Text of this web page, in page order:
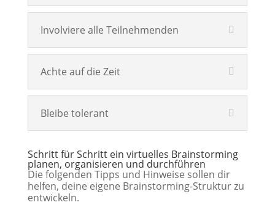
Involviere alle Teilnehmenden
Achte auf die Zeit
Bleibe tolerant
Schritt für Schritt ein virtuelles Brainstorming
planen, organisieren und durchführen
Die folgenden Tipps und Hinweise sollen dir
helfen, deine eigene Brainstorming-Struktur zu
entwickeln.